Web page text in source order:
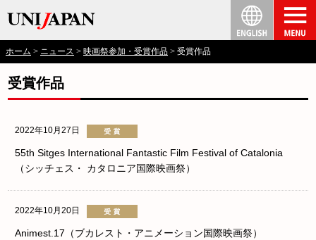
ホーム ニュース 映画祭参加・受賞作品 受賞作品
受賞作品
2022年10月27日
55th Sitges International Fantastic Film Festival of Catalonia
（シッチェス・ カタロニア国際映画祭）
2022年10月20日
Animest.17（ブカレスト・アニメーション国際映画祭）